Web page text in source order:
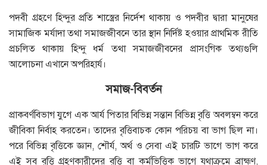
পদবী গ্রহণে হিন্দুর প্রতি শাস্ত্রের নির্দেশ থাকায় ও পদবীর দ্বারা মানুষের
সামাজিক মর্যাদা তথা সমাজজীবনে তার স্থান নির্দিষ্ট হওয়ার প্রাথমিক রীতি
প্রচলিত থাকায় হিন্দু ধর্ম তথা সমাজজীবনের প্রাসংগিক তথ্যগুলি
আলােচনা এখানে অপরিহার্য।
সমাজ-বিবর্তন
প্রাকবর্ণবিভাগ যুগে এক আর্য পিতার বিভিন্ন সন্তান বিভিন্ন বৃত্তি অবলম্বন করে
জীবিকা নির্বাহ করতেন। তাদের বৃত্তিবাচক কোন পরিচয় বা ভাগ ছিল না।
পরে বিভিন্ন বৃত্তিকে জ্ঞান, শৌর্য, অর্থ ও সেবা এই চারটি ভাগে ভাগ করে
এই সব বৃত্তি গ্রহণকারীদের বৃত্তি বা কর্মভিত্তিক ভাগে যথাক্রমে ব্রাহ্মণ,